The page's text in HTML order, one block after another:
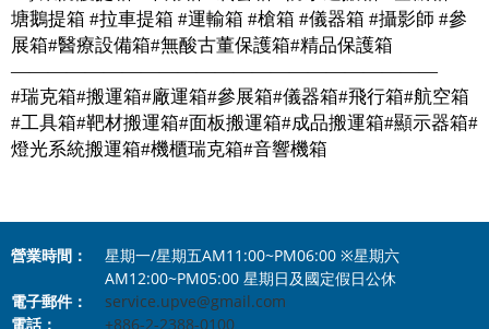
塘鵝提箱 #拉車提箱 #運輸箱 #槍箱 #儀器箱 #攝影師 #參
展箱#醫療設備箱#無酸古董保護箱#精品保護箱
———————————————————————
#瑞克箱#搬運箱#廠運箱#參展箱#儀器箱#飛行箱#航空箱
#工具箱#靶材搬運箱#面板搬運箱#成品搬運箱#顯示器箱#
燈光系統搬運箱#機櫃瑞克箱#音響機箱
營業時間：
星期一/星期五AM11:00~PM06:00 ※星期六
AM12:00~PM05:00 星期日及國定假日公休
電子郵件：
service.upve@gmail.com
電話：
+886-2-2388-0100